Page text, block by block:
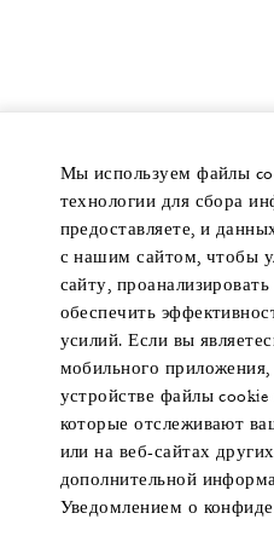
Мы используем файлы
технологии для сбора
предоставляете, и
с нашим сайтом, чтобы
сайту,
обеспечить
усилий. Если вы
мобильного
устройстве файлы
которые отслеживают
или на веб-сайтах
дополнительной
Уведомлением о